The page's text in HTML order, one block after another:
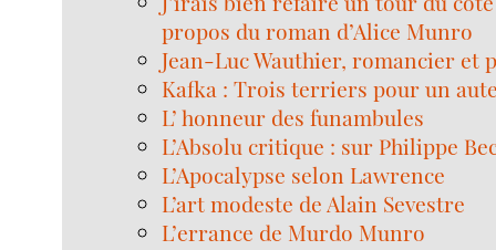
propos du roman d’Alice Munro
Jean-Luc Wauthier, romancier et
Kafka : Trois terriers pour un
L’ honneur des funambules
L’Absolu critique : sur Philippe
L’Apocalypse selon Lawrence
L’art modeste de Alain Sevestre
L’errance de Murdo Munro